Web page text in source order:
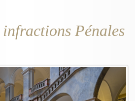
infractions Pénales